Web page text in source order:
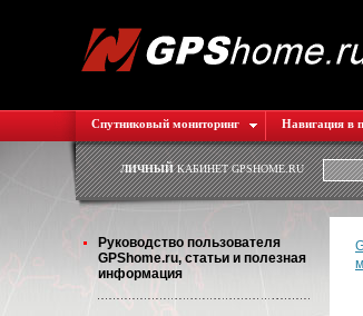
Спутниковый мониторинг Навигация в
ЛИЧНЫЙКАБИНЕТ GPSHOME.RU
Руководство пользователя
GPShome.ru, статьи и полезная
информация